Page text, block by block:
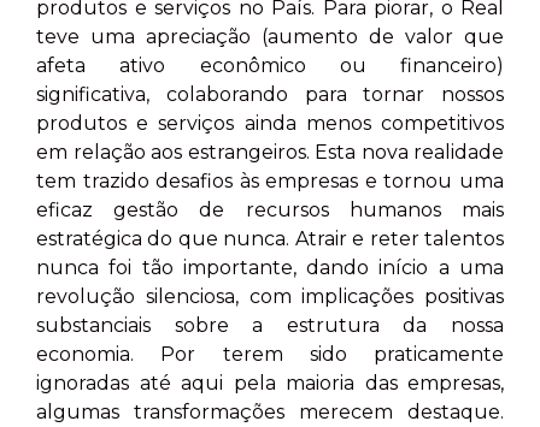
produtos e serviços no País. Para piorar, o Real
teve uma apreciação (aumento de valor que
afeta ativo econômico ou financeiro)
significativa, colaborando para tornar nossos
produtos e serviços ainda menos competitivos
em relação aos estrangeiros. Esta nova realidade
tem trazido desafios às empresas e tornou uma
eficaz gestão de recursos humanos mais
estratégica do que nunca. Atrair e reter talentos
nunca foi tão importante, dando início a uma
revolução silenciosa, com implicações positivas
substanciais sobre a estrutura da nossa
economia. Por terem sido praticamente
ignoradas até aqui pela maioria das empresas,
algumas transformações merecem destaque.